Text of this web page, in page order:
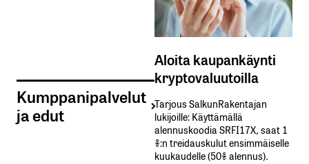
Kumppanipalvelut
ja edut
Aloita kaupankäynti
kryptovaluutoilla
Tarjous SalkunRakentajan
lukijoille: Käyttämällä​ ​
alennuskoodia​ ​SRFI17X,​ ​saat​ ​1
%:n treidauskulut​ ​ensimmäiselle​ ​
kuukaudelle​ ​(50%​ ​alennus).